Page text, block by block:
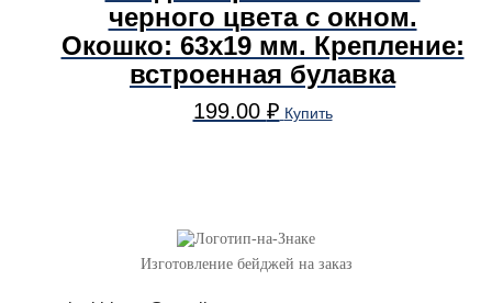
черного цвета с окном.
Окошко: 63х19 мм. Крепление:
встроенная булавка
199.00 ₽ Купить
Изготовление бейджей на заказ